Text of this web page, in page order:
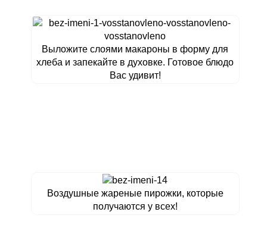
Выложите слоями макароны в форму для
хлеба и запекайте в духовке. Готовое блюдо
Вас удивит!
Воздушные жареные пирожки, которые
получаются у всех!